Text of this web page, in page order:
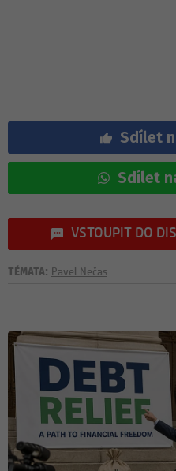
Sdílet
Sdílet
VSTOUPIT DO
TÉMATA: Pavel Nečas